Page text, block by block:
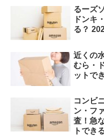
るーズ
ドンキ
る？
近くの
むら・
ットで
コンビ
ン・フ
査！急
トでき